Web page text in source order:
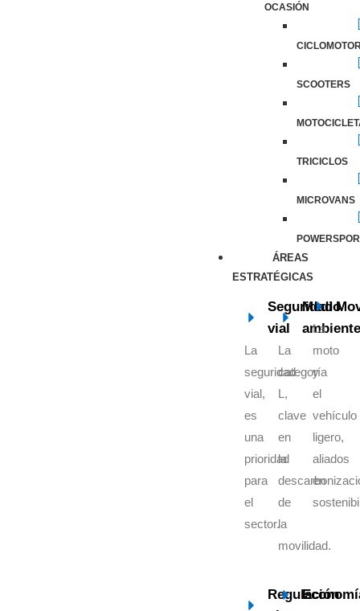
OCASIÓN
SCOOTERS
TRICICLOS
MICROVANS
ÁREAS
ESTRATÉGICAS
Seguridad
vial
La
seguridad
vial,
es
una
prioridad
para
el
sector.
Medio
ambiente
La
categoría
L,
clave
en
la
de
la
movilidad.
La
moto
y
el
vehículo
ligero,
aliados
en
Regulación